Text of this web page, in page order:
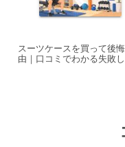
スーツケースを買って後
由｜口コミでわかる失敗